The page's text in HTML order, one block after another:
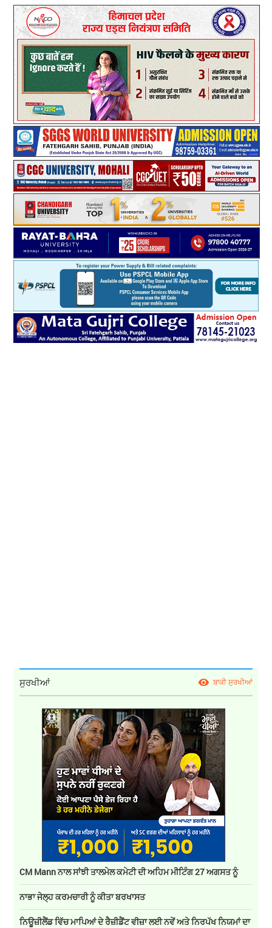
ਸੁਰਖੀਆਂ ਬਾਕੀ ਸੁਰਖੀਆਂ
CM Mann ਨਾਲ ਸਾਂਝੀ ਤਾਲਮੇਲ ਕਮੇਟੀ ਦੀ ਅਹਿਮ ਮੀਟਿੰਗ 27 ਅਗਸਤ ਨੂੰ
ਨਾਭਾ ਜੇਲ੍ਹ ਕਰਮਚਾਰੀ ਨੂੰ ਕੀਤਾ ਬਰਖਾਸਤ
ਨਿਊਜ਼ੀਲੈਂਡ ਵਿੱਚ ਮਾਪਿਆਂ ਦੇ ਰੈਜ਼ੀਡੈਂਟ ਵੀਜ਼ਾ ਲਈ ਨਵੇਂ ਅਤੇ ਨਿਰਪੱਖ ਨਿਯਮਾਂ ਦਾ